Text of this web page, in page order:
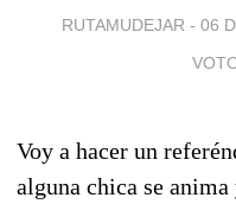
RUTAMUDEJAR - 06
Voy a hacer un
alguna chica se anima